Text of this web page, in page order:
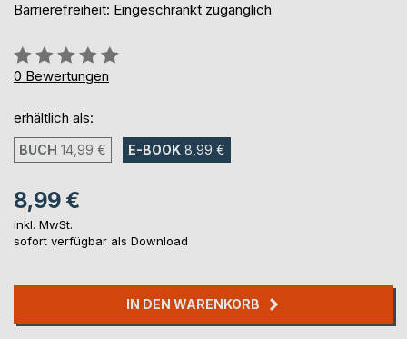
Barrierefreiheit: Eingeschränkt zugänglich
Bewertung::
0%
0 Bewertungen
erhältlich als:
BUCH 14,99 € E-BOOK 8,99 €
8,99 €
inkl. MwSt.
sofort verfügbar als Download
IN DEN WARENKORB